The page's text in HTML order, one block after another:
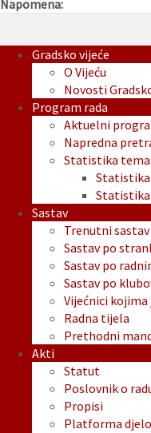
Napomena:
Gradsko vijeće
O Vijeću
Novosti
Program rada
Aktuelni
Napredna
Statistika tema
Sastav
Trenutni sastav
Sastav po
Sastav po
Sastav po
Vijećnici
Radna tijela
Prethodni
Akti
Statut
Poslovnik o
Propisi
Platforma